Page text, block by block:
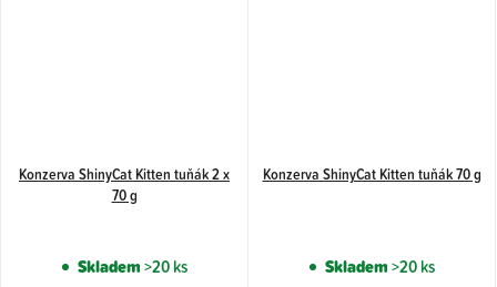
Konzerva ShinyCat Kitten tuňák 2 x
70 g
Skladem>20 ks
Konzerva ShinyCat Kitten tuňák 70 g
Skladem>20 ks